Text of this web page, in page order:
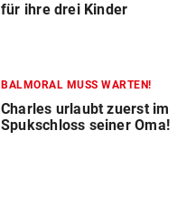
für ihre drei Kinder
BALMORAL MUSS WARTEN!
Charles urlaubt zuerst im
Spukschloss seiner Oma!